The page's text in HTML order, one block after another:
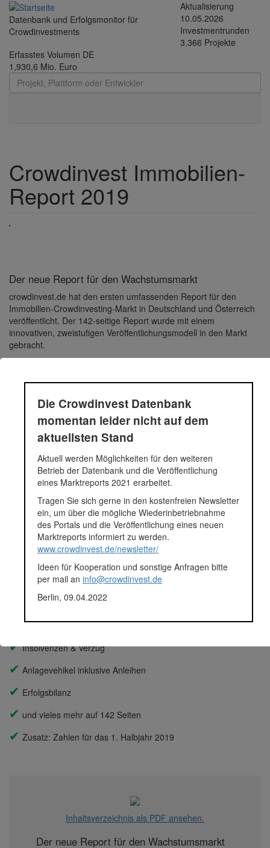
Direkt zum Inhalt
Datenbank und Erfolgsmonitor für
Crowdinvestments
Aktualisierung
10.05.2026
Investmentrunden
3.366 Projekte
Erfasstes Volumen DE
1,930,6 Mio. Euro
Crowdinvest Immobilien-
Report 2019
Der neue Report für den Wachstumsmarkt
crowdinvest.de hat den ersten umfassenden Report für den
Immobilien-Crowdinvesting-Markt in Deutschland und Österreich
veröffentlicht. Der 142-seitige Report wurde mit einem
innovativen, zweistufigen Veröffentlichungsmodell in den Markt
gebracht.
> Download: Ergänzung zum Immobilien-Report - 1 HJ 2019
Follow-Up Report [PDF]
Inhalte
Der Crowdinvest Immobilien-Report 2019 umfasst die seit dem
ersten Projekt im Jahr 2012 angebotenen Immobilien-
Crowdinvestments in Deutschland und Österreich bis Ende 2018.
Die Trendanalyse enthält Zahlen bis zum ersten Halbjahr 2019.
Das sind Auswertungen zu Daten von über 500 Projekten und
über einer halben Milliarde Euro vermittelten Immobilien-
Crowdinvesting-Kapital.
Nutzungsarten
Plattformen
Standorte
✔Insolvenzen & Verzug
✔ Anlagevehikel inklusive Anleihen
✔ Erfolgsbilanz
✔ und vieles mehr auf 142 Seiten
✔ Zusatz: Zahlen für das 1. Halbjahr 2019
Inhaltsverzeichnis als PDF ansehen.
Der neue Report für den Wachstumsmarkt
Die Crowdinvest Datenbank
momentan leider nicht auf dem
aktuellsten Stand
Aktuell werden Möglichkeiten für den weiteren
Betrieb der Datenbank und die Veröffentlichung
eines Marktreports 2021 erarbeitet.
Tragen Sie sich gerne in den kostenfreien Newsletter
ein, um über die mögliche Wiederinbetriebnahme
des Portals und die Veröffentlichung eines neuen
Marktreports informiert zu werden.
www.crowdinvest.de/newsletter/
Ideen für Kooperation und sonstige Anfragen bitte
per mail an info@crowdinvest.de
Berlin, 09.04.2022